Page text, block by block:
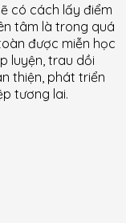
có cách lấy điểm
tâm là trong quá
được miễn học
luyện, trau dồi
thiện, phát triển
tương lai.